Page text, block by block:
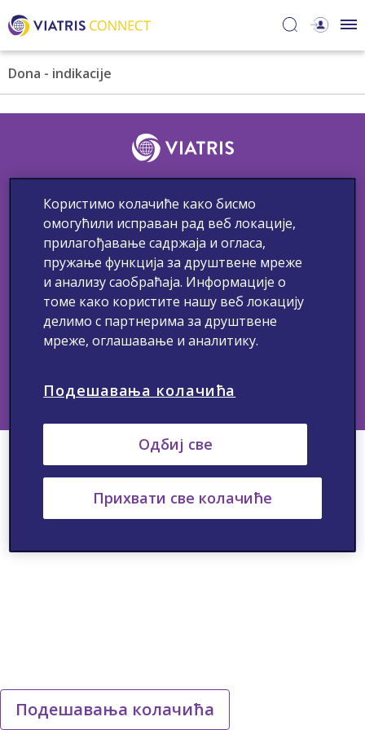
Dona - indikacije
Neželjene reakcije
Medicinske Informacije
Politika privatnosti
Upotreba kolačića
© Autorska prava 2023 Viatris. Sva prava zadržana.
Ovaj website je namenjen lekarima, medicinskim sestrama i
tehničarima, farmaceutima i drugim zdravstvenim radnicima u Srbiji.
Samo za stručnu javnost.
Neželjene rekacije na lek treba da budu prijavljene. Sumnju na
Neželjene reakcije na lek možete prijaviti nosiocu dozvole na mail
v.serbia@viatris.com.
Подешавања колачића
Користимо колачиће како бисмо
омогућили исправан рад веб локације,
прилагођавање садржаја и огласа,
пружање функција за друштвене мреже
и анализу саобраћаја. Информације о
томе како користите нашу веб локацију
делимо с партнерима за друштвене
мреже, оглашавање и аналитику.
Подешавања колачића
Одбиј све
Прихвати све колачиће